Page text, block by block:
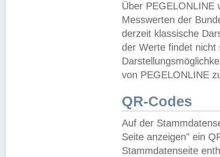
Über PEGELONLINE
Messwerten der
derzeit klassische
der Werte findet
von PEGELONLINE
QR-Codes
Auf der
Seite anzeigen" ein
Stammdatenseite